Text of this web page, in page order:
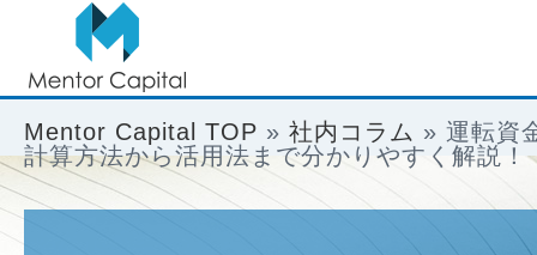
Mentor Capital TOP » 社内コラム » 運転資
計算方法から活用法まで分かりやすく解説！